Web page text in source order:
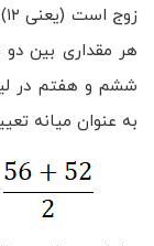
ششم و هفتم در
به عنوان میانه